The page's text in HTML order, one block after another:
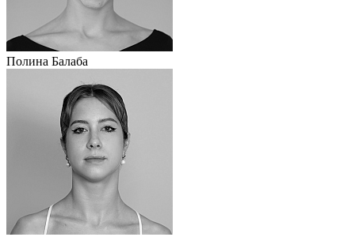
Полина Балаба